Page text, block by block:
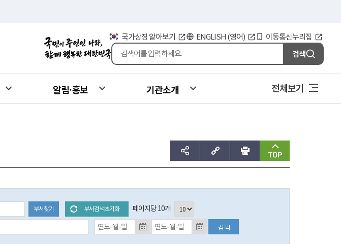
국가상징 알아보기 ENGLISH (영어) 이동통신누리집
검색
알림·홍보 기관소개 전체보기
sns공유하기 주소복사 인쇄 맨위로
부서찾기 부서검색초기화
페이지당 10개
등록일자 검색 시작일 (입력예시:2017-01-01) 등록일자 검색 종료일 (입력예시:2017-01-01)